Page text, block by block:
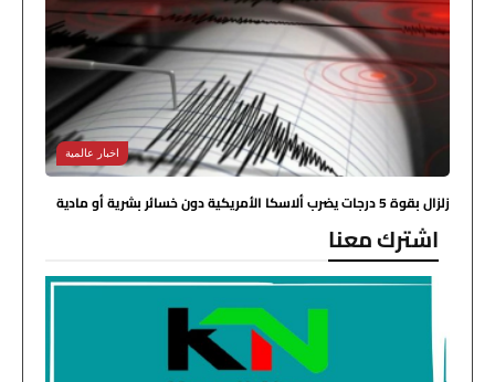
اخبار عالمية
زلزال بقوة 5 درجات يضرب ألاسكا الأمريكية دون خسائر بشرية أو مادية
اشترك معنا